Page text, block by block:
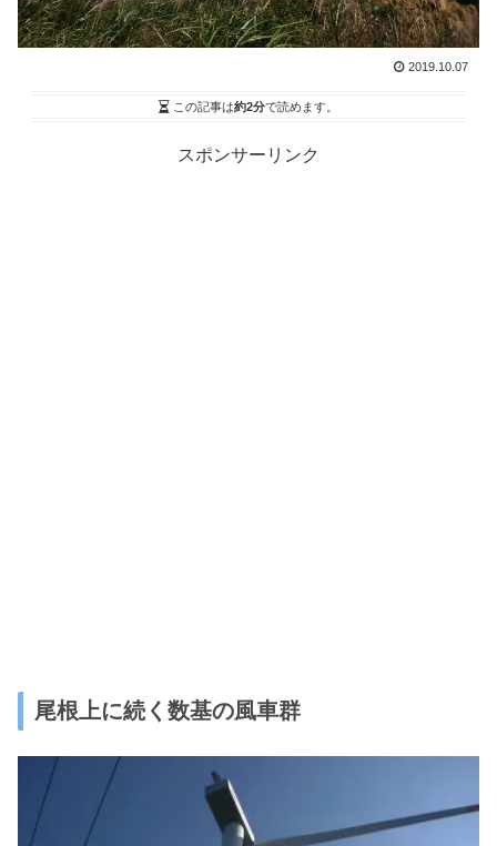
2019.10.07
この記事は約2分で読めます。
スポンサーリンク
尾根上に続く数基の風車群